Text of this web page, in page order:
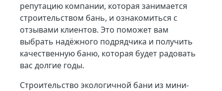
репутацию компании, которая занимается
строительством бань, и ознакомиться с
отзывами клиентов. Это поможет вам
выбрать надёжного подрядчика и получить
качественную баню, которая будет радовать
вас долгие годы.
Строительство экологичной бани из мини-